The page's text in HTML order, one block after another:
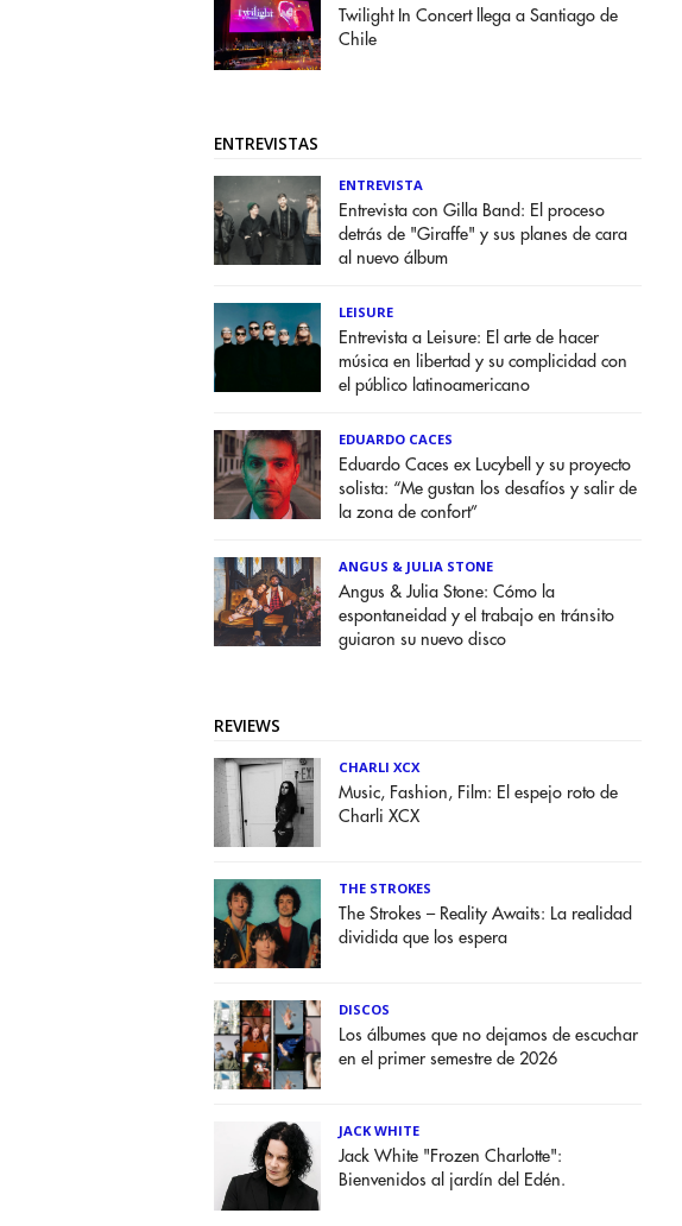
Twilight In Concert llega a Santiago de
Chile
ENTREVISTAS
ENTREVISTA
Entrevista con Gilla Band: El proceso
detrás de "Giraffe" y sus planes de cara
al nuevo álbum
LEISURE
Entrevista a Leisure: El arte de hacer
música en libertad y su complicidad con
el público latinoamericano
EDUARDO CACES
Eduardo Caces ex Lucybell y su proyecto
solista: “Me gustan los desafíos y salir de
la zona de confort”
ANGUS & JULIA STONE
Angus & Julia Stone: Cómo la
espontaneidad y el trabajo en tránsito
guiaron su nuevo disco
REVIEWS
CHARLI XCX
Music, Fashion, Film: El espejo roto de
Charli XCX
THE STROKES
The Strokes – Reality Awaits: La realidad
dividida que los espera
DISCOS
Los álbumes que no dejamos de escuchar
en el primer semestre de 2026
JACK WHITE
Jack White "Frozen Charlotte":
Bienvenidos al jardín del Edén.